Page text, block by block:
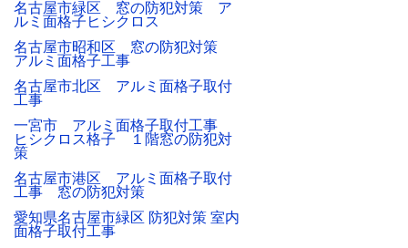
名古屋市緑区 窓の防犯対策 ア
ルミ面格子ヒシクロス
名古屋市昭和区 窓の防犯対策
アルミ面格子工事
名古屋市北区 アルミ面格子取付
工事
一宮市 アルミ面格子取付工事
ヒシクロス格子 １階窓の防犯対
策
名古屋市港区 アルミ面格子取付
工事 窓の防犯対策
愛知県名古屋市緑区 防犯対策 室内
面格子取付工事